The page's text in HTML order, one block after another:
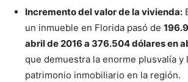
Incremento del valor de la vivienda:
un inmueble en Florida pasó de
abril de 2016 a 376.504 dólares en
que demuestra la enorme plusvalía y
patrimonio inmobiliario en la región.